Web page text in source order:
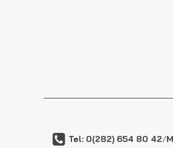
Tel: 0(282) 654 80 42/